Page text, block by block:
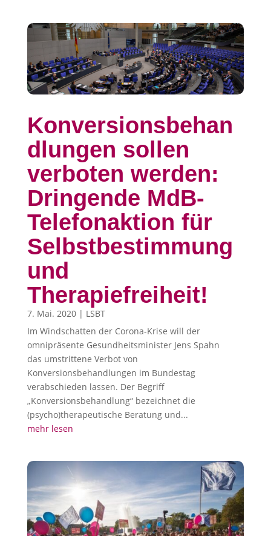
Konversionsbehan
dlungen sollen
verboten werden:
Dringende MdB-
Telefonaktion für
Selbstbestimmung
und
Therapiefreiheit!
7. Mai. 2020| LSBT
Im Windschatten der Corona-Krise will der
omnipräsente Gesundheitsminister Jens Spahn
das umstrittene Verbot von
Konversionsbehandlungen im Bundestag
verabschieden lassen. Der Begriff
„Konversionsbehandlung“ bezeichnet die
(psycho)therapeutische Beratung und...
mehr lesen